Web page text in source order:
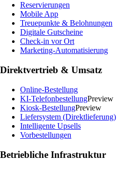
Reservierungen
Mobile App
Treuepunkte & Belohnungen
Digitale Gutscheine
Check-in vor Ort
Marketing-Automatisierung
Direktvertrieb & Umsatz
Online-Bestellung
KI-TelefonbestellungPreview
Kiosk-BestellungPreview
Liefersystem (Direktlieferung)
Intelligente Upsells
Vorbestellungen
Betriebliche Infrastruktur